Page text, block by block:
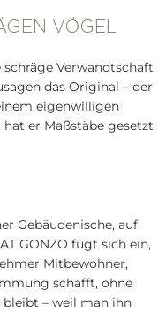
VÖGEL
schräge Verwandtschaft
das Original – der
eigenwilligen
er Maßstäbe gesetzt
Gebäudenische, auf
GONZO fügt sich ein,
Mitbewohner,
schafft, ohne
– weil man ihn